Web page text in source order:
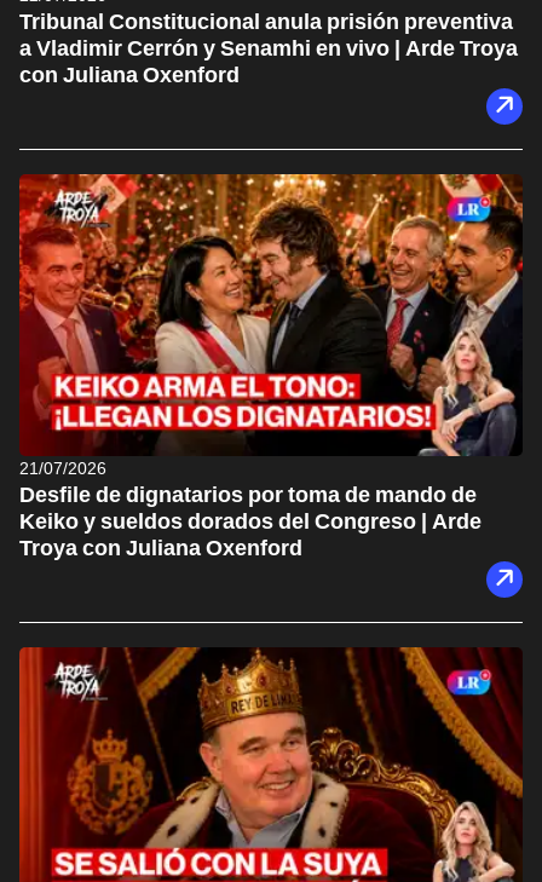
Tribunal Constitucional anula prisión preventiva
a Vladimir Cerrón y Senamhi en vivo | Arde Troya
con Juliana Oxenford
21/07/2026
Desfile de dignatarios por toma de mando de
Keiko y sueldos dorados del Congreso | Arde
Troya con Juliana Oxenford